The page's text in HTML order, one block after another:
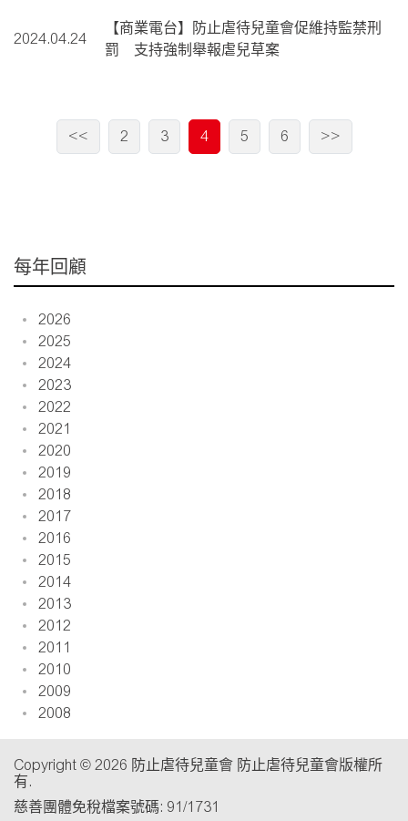
2024.04.24
【商業電台】防止虐待兒童會促維持監禁刑
罰 支持強制舉報虐兒草案
<< 2 3 4 5 6 >>
每年回顧
2026
2025
2024
2023
2022
2021
2020
2019
2018
2017
2016
2015
2014
2013
2012
2011
2010
2009
2008
Copyright © 2026 防止虐待兒童會 防止虐待兒童會版權所
有.
慈善團體免稅檔案號碼: 91/1731